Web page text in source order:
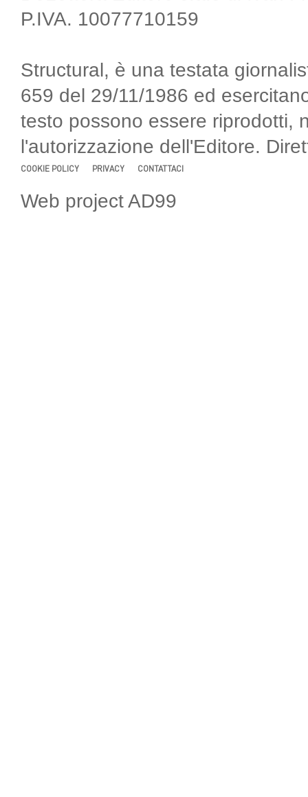
P.IVA. 10077710159
Structural, è una testata
659 del 29/11/1986 ed
testo possono essere riprodotti,
l'autorizzazione dell'Editore.
COOKIE POLICY PRIVACY CONTATTACI
Web project AD99